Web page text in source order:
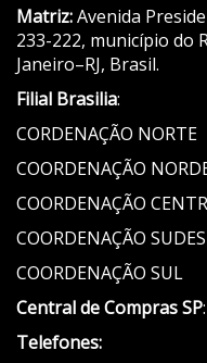
Matriz:Avenida
233-222, município do
Janeiro–RJ, Brasil.
Filial Brasilia:
CORDENAÇÃO NORTE
COORDENAÇÃO
COORDENAÇÃO
COORDENAÇÃO
COORDENAÇÃO SUL
Central de Compras SP:
Telefones: